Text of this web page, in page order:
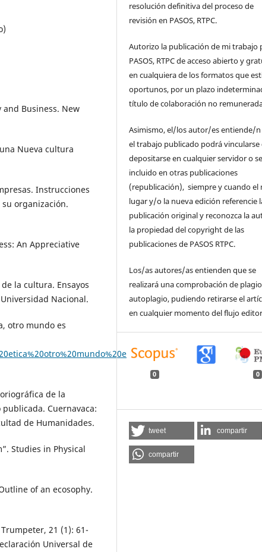
and Business. New
Nueva cultura
Instrucciones
organización.
An Appreciative
la cultura. Ensayos
Nacional.
otro mundo es
de la
Cuernavaca:
de Humanidades.
Studies in Physical
of an ecosophy.
21 (1): 61-
Universal de
resolución definitiva del proceso de
revisión en PASOS, RTPC.
Autorizo la publicación de mi trabajo
PASOS, RTPC de acceso abierto y
en cualquiera de los formatos que
oportunos, por un plazo
título de colaboración no
Asimismo, el/los autor/es entiende/
el trabajo publicado podrá vincularse
depositarse en cualquier servidor o
incluido en otras publicaciones
(republicación), siempre y cuando el
lugar y/o la nueva edición referencie
publicación original y reconozca la
la propiedad del copyright de las
publicaciones de PASOS RTPC.
Los/as autores/as entienden que se
realizará una comprobación de
autoplagio, pudiendo retirarse el
en cualquier momento del flujo
0 0
tweet compartir
compartir